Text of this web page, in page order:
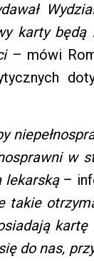
karty
– mówi
w
lekarską–
takie
kartę
do nas,